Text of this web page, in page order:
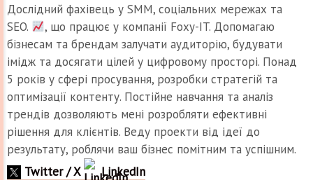
Дослідний фахівець у SMM, соціальних мережах та
SEO.
, що працює у компанії Foxy-IT. Допомагаю
бізнесам та брендам залучати аудиторію, будувати
імідж та досягати цілей у цифровому просторі. Понад
5 років у сфері просування, розробки стратегій та
оптимізації контенту. Постійне навчання та аналіз
трендів дозволяють мені розробляти ефективні
рішення для клієнтів. Веду проекти від ідеї до
результату, роблячи ваш бізнес помітним та успішним.
Twitter / X
LinkedIn